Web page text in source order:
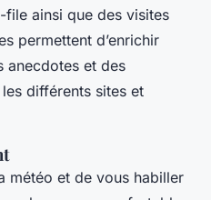
ainsi que des visites
permettent d’enrichir
anecdotes et des
différents sites et
météo et de vous habiller